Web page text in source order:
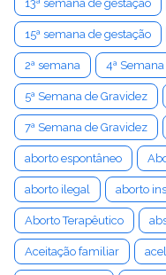
13ª semana de gestação
15ª semana de gestação
2ª semana 4ª
5ª Semana de Gravidez
7ª Semana de Gravidez
aborto espontâneo
aborto ilegal aborto
Aborto Terapêutico
Aceitação familiar